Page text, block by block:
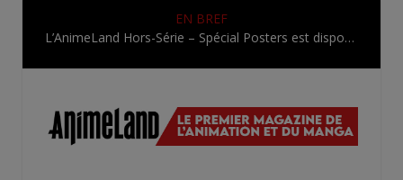
EN BREF
L’AnimeLand Hors-Série – Spécial Posters est disponible !